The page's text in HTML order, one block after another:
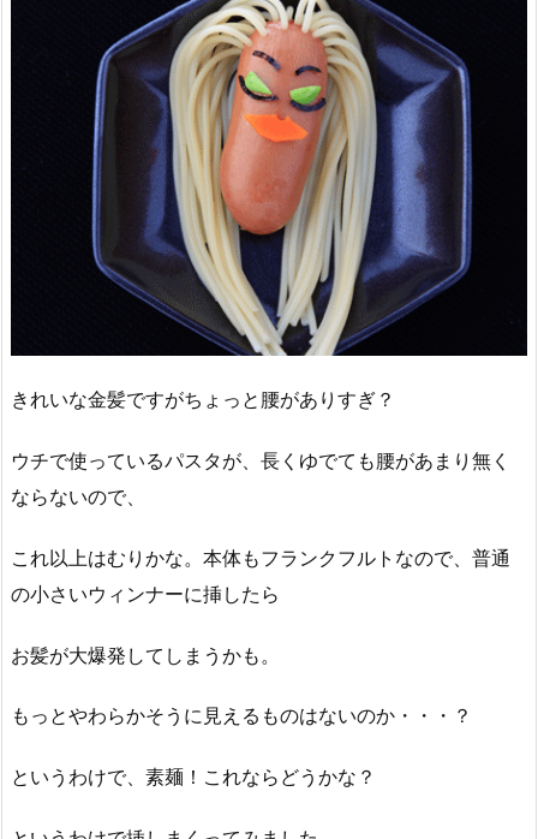
きれいな金髪ですがちょっと腰がありすぎ？
ウチで使っているパスタが、長くゆでても腰があまり無く
ならないので、
これ以上はむりかな。本体もフランクフルトなので、普通
の小さいウィンナーに挿したら
お髪が大爆発してしまうかも。
もっとやわらかそうに見えるものはないのか・・・？
というわけで、素麺！これならどうかな？